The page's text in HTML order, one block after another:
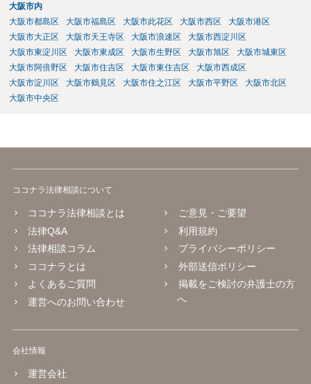
大阪市内
大阪市都島区
大阪市福島区 大阪市此花区 大阪市西区
大阪市港区
大阪市大正区
大阪市天王寺区 大阪市浪速区
大阪市西淀川区
大阪市東淀川区
大阪市東成区 大阪市生野区 大阪市旭区
大阪市城東区
大阪市阿倍野区
大阪市住吉区 大阪市東住吉区
大阪市西成区
大阪市淀川区
大阪市鶴見区 大阪市住之江区 大阪市平野区
大阪市北区
大阪市中央区
ココナラ法律相談について
ココナラ法律相談とは
法律Q&A
法律相談コラム
ココナラとは
よくあるご質問
運営へのお問い合わせ
ご意見・ご要望
利用規約
プライバシーポリシー
外部送信ポリシー
掲載をご検討の弁護士の方
へ
会社情報
運営会社